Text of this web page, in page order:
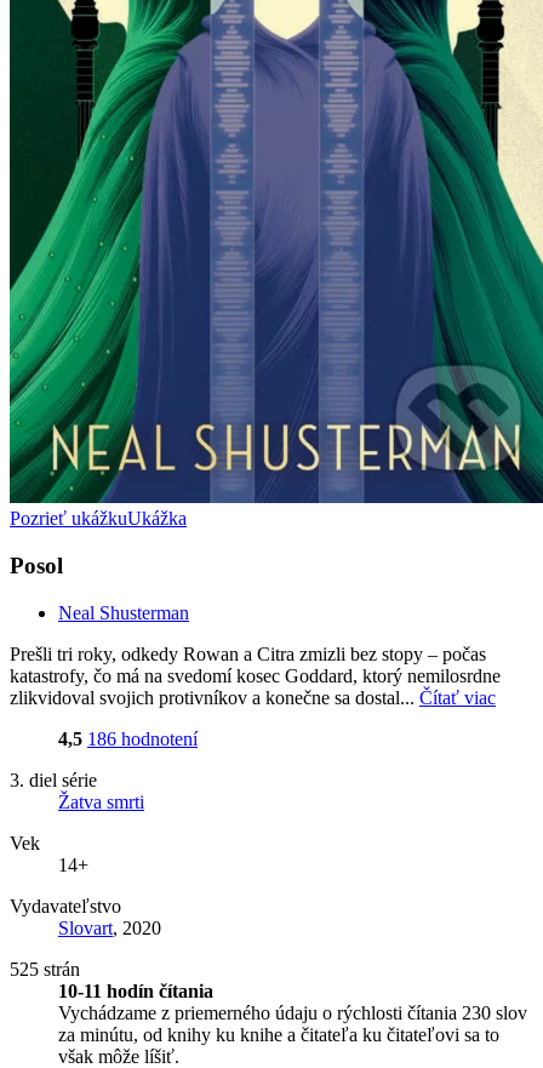
Pozrieť ukážkuUkážka
Posol
Neal Shusterman
Prešli tri roky, odkedy Rowan a Citra zmizli bez stopy – počas
katastrofy, čo má na svedomí kosec Goddard, ktorý nemilosrdne
zlikvidoval svojich protivníkov a konečne sa dostal... Čítať viac
4,5 186 hodnotení
3. diel série
Žatva smrti
Vek
14+
Vydavateľstvo
Slovart, 2020
525 strán
10-11 hodín čítania
Vychádzame z priemerného údaju o rýchlosti čítania 230 slov
za minútu, od knihy ku knihe a čitateľa ku čitateľovi sa to
však môže líšiť.